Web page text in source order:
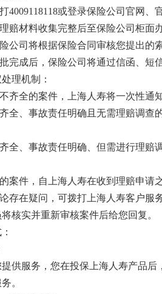
4009118118或登录保险公司官网、
赔材料收集完整后至保险公司柜面
公司将根据保险合同审核您提出的
完成后，保险公司将通过信函、短
理机制：
齐全的案件，上海人寿将一次性通
全、事故责任明确且无需理赔调
全、事故责任明确、但需进行理赔
案件，自上海人寿在收到理赔申请
存在疑问，可拨打上海人寿客户服
核实并重新审核案件后给您回复。
供服务，您在投保上海人寿产品
。